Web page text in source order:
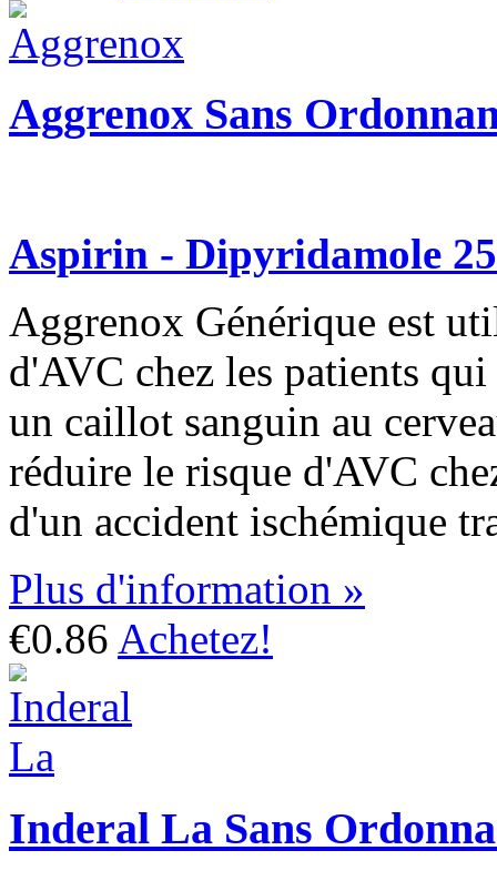
Aggrenox Sans
Aspirin - Dipyridamole
Aggrenox Générique est
d'AVC chez les patients
un caillot sanguin au
réduire le risque d'AVC
d'un accident ischémique
Plus d'information »
€0.86 Achetez!
Inderal La Sans